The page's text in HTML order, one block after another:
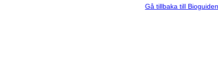
Gå tillbaka till Bioguiden